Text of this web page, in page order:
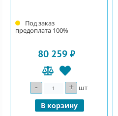
Под заказ
предоплата 100%
80 259 ₽
- Количество+ шт
В корзину